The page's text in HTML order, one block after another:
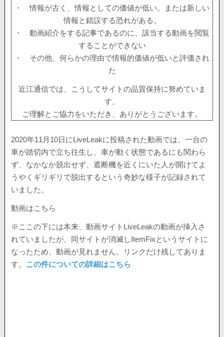
・ 情報が古く、情報としての価値が低い。または新しい
情報と錯誤する恐れがある。
・ 動画紹介をする記事であるのに、該当する動画を閲覧
することができない
・ その他、何らかの理由で情報的価値が低いと評価され
た
近江通信では、こうしてサイトの品質保持に努めていま
す。
ご理解とご協力をいただき、ありがとうございます。
2020年11月10日にLiveLeakに投稿された動画では、一台の
車が踏切内で立ち往生し、車が動く状態であるにも関わら
ず、なかなか脱出せず、遮断機を近くにいた人が開けてよ
うやくギリギリで脱出するという奇妙な様子が記録されて
いました。
動画はこちら
※ここの下には本来、動画サイトLiveLeakの動画が挿入さ
れていましたが、同サイトが消滅しItemFixというサイトに
なったため、動画が見れません。リンクだけ残してありま
す。 この件についての詳細はこちら